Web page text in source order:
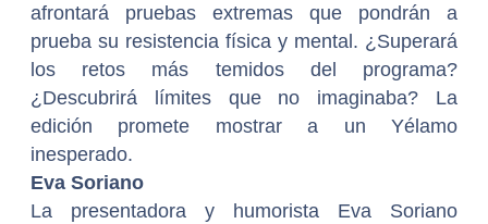
afrontará pruebas extremas que pondrán a
prueba su resistencia física y mental. ¿Superará
los retos más temidos del programa?
¿Descubrirá límites que no imaginaba? La
edición promete mostrar a un Yélamo
inesperado.
Eva Soriano
La presentadora y humorista Eva Soriano